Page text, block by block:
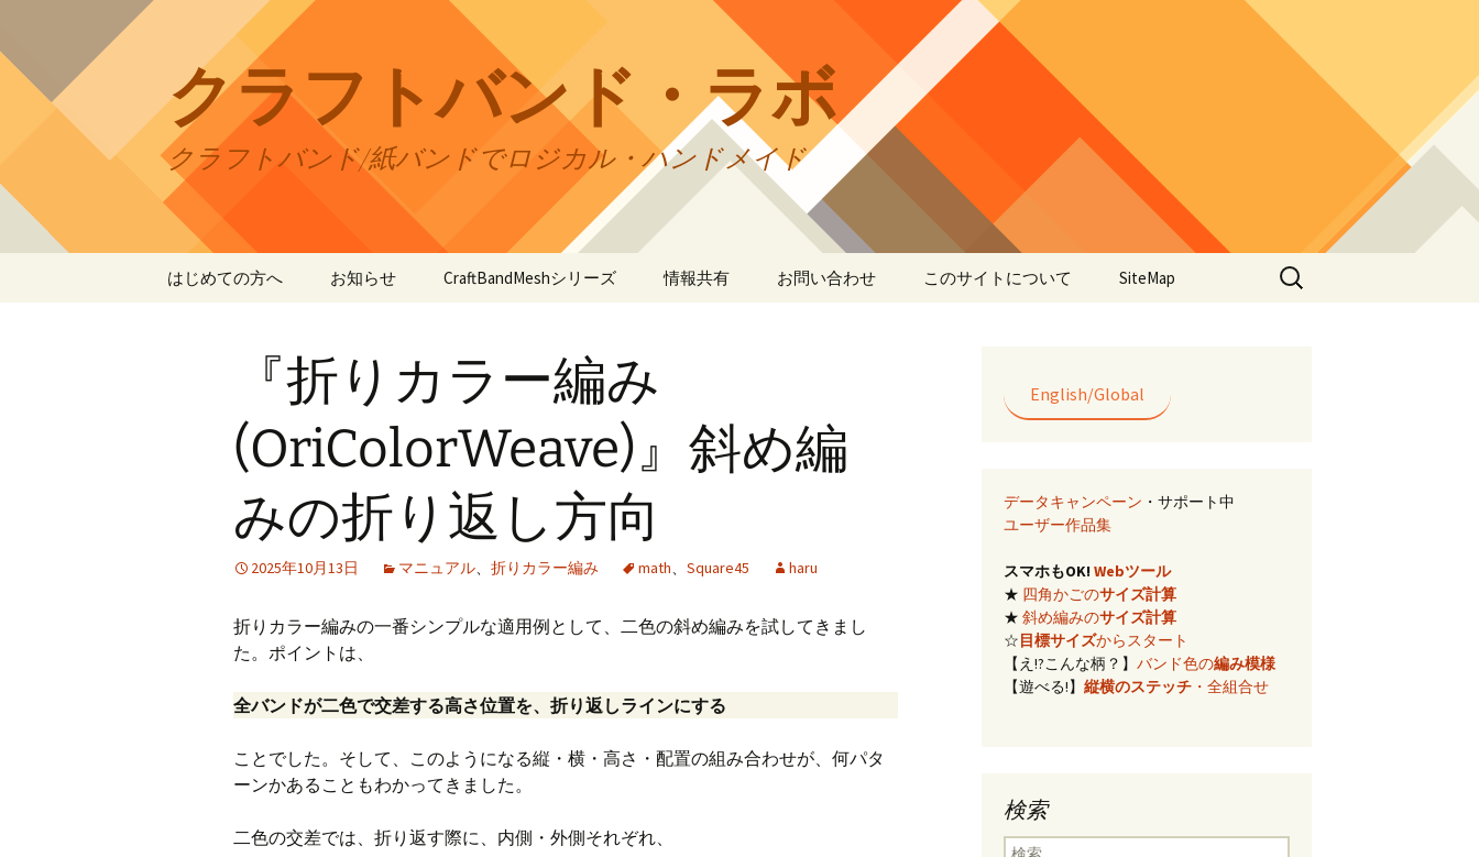
テ
キ
プ
クラフトバンド・ラボ
クラフトバンド/紙バンドでロジカル・ハンドメイド
はじめての方へ お知らせ CraftBandMeshシリーズ
CraftBandSquare45
CraftBandSquare45出力
CraftBandKnot CraftBandKnot使用例
CraftBandKnot出力例
CraftBandHexagon
CbMesh
起動するまで お任せインストール手
順
手動インストール手順
情報共有
ユーザー作品集
リンク・リンク
四角かごのサイズ計算
斜め編み(北欧編み)のサ
目標サイズからの概算
バンド色の編み模様
クロスベースのステッ
チ・2色の組合せ模様
お問い合わせ このサイトについて
折りカラー編み
(OriColorWeave)につい
SiteMap
検
索:
『折りカラー編み
(OriColorWeave)』斜め編
みの折り返し方向
2025年10月13日 マニュアル、 折りカラー編み math、 Square45 haru
折りカラー編みの一番シンプルな適用例として、二色の斜め編みを試してきまし
た。ポイントは、
全バンドが二色で交差する高さ位置を、折り返しラインにする
ことでした。そして、このようになる縦・横・高さ・配置の組み合わせが、何パタ
ーンかあることもわかってきました。
二色の交差では、折り返す際に、内側・外側それぞれ、
English/Global
データキャンペーン ・サポート中
ユーザー作品集
スマホもOK! Webツール
★ 四角かごのサイズ計算
★ 斜め編みのサイズ計算
☆目標サイズからスタート
【え!?こんな柄？】 バンド色の編み模様
【遊べる!】 縦横のステッチ ・全組合せ
検索
検